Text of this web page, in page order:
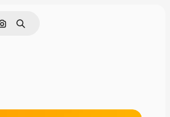
画像で検索
検索